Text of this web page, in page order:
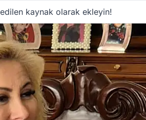
kaynak olarak ekleyin!